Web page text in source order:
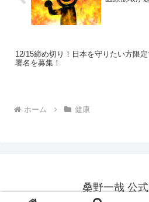
12/15締め切り！日本を守りたい方限
署名を募集！
ホーム 健康
桑野一哉 公